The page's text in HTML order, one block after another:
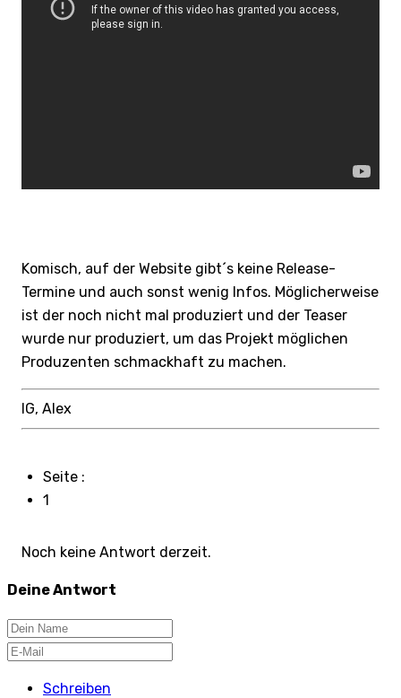
Komisch, auf der Website gibt´s keine Release-
Termine und auch sonst wenig Infos. Möglicherweise
ist der noch nicht mal produziert und der Teaser
wurde nur produziert, um das Projekt möglichen
Produzenten schmackhaft zu machen.
lG, Alex
Seite :
1
Noch keine Antwort derzeit.
Deine Antwort
Schreiben